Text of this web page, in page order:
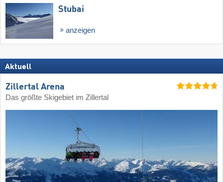
Stubai
anzeigen
Aktuell
Zillertal Arena
Das größte Skigebiet im Zillertal